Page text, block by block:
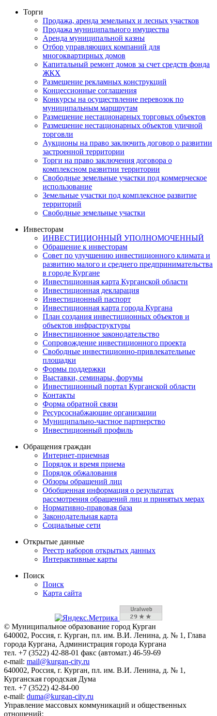
Торги
Продажа, аренда земельных и лесных участков
Продажа муниципального имущества
Аренда муниципальной казны
Отбор управляющих компаний для
многоквартирных домов
Капитальный ремонт домов за счет средств фонда
ЖКХ
Размещение рекламных конструкций
Концессионные соглашения
Конкурсы на осуществление перевозок по
муниципальным маршрутам
Размещение нестационарных торговых объектов
Размещение нестационарных объектов уличной
торговли
Аукционы на право заключить договор о развитии
застроенной территории
Торги на право заключения договора о
комплексном развитии территории
Свободные земельные участки под коммерческое
использование
Земельные участки под комплексное развитие
территорий
Свободные земельные участки
Инвесторам
ИНВЕСТИЦИОННЫЙ УПОЛНОМОЧЕННЫЙ
Обращение к инвесторам
Совет по улучшению инвестиционного климата и
развитию малого и среднего предпринимательства
в городе Кургане
Инвестиционная карта Курганской области
Инвестиционная декларация
Инвестиционный паспорт
Инвестиционная карта города Кургана
План создания инвестиционных объектов и
объектов инфраструктуры
Инвестиционное законодательство
Сопровождение инвестиционного проекта
Свободные инвестиционно-привлекательные
площадки
Формы поддержки
Выставки, семинары, форумы
Инвестиционный портал Курганской области
Контакты
Форма обратной связи
Ресурсоснабжающие организации
Муниципально-частное партнерство
Инвестиционный профиль
Обращения граждан
Интернет-приемная
Порядок и время приема
Порядок обжалования
Обзоры обращений лиц
Обобщенная информация о результатах
рассмотрения обращений лиц и принятых мерах
Нормативно-правовая база
Законодательная карта
Социальные сети
Открытые данные
Реестр наборов открытых данных
Интерактивные карты
Поиск
Поиск
Карта сайта
© Муниципальное образование город Курган
640002, Россия, г. Курган, пл. им. В.И. Ленина, д. № 1, Глава
города Кургана, Администрация города Кургана
тел. +7 (3522) 42-88-01 факс (автомат.) 46-59-69
e-mail: mail@kurgan-city.ru
640002, Россия, г. Курган, пл. им. В.И. Ленина, д. № 1,
Курганская городская Дума
тел. +7 (3522) 42-84-00
e-mail: duma@kurgan-city.ru
Управление массовых коммуникаций и общественных
отношений: